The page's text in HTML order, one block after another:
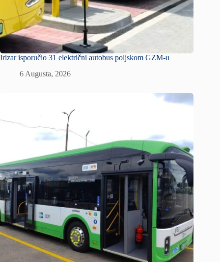
Irizar isporučio 31 električni autobus poljskom GZM-u
6 Augusta, 2026